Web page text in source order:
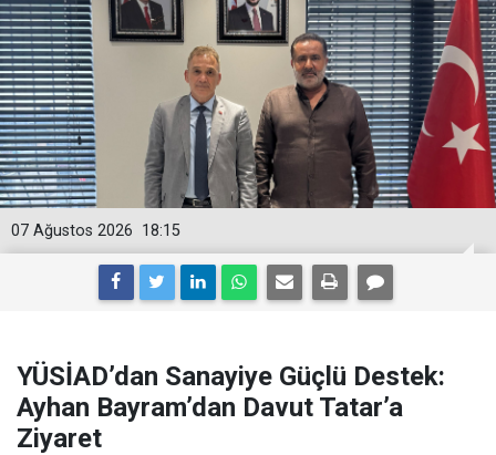
18:15
07 Ağustos 2026
YÜSİAD’dan Sanayiye Güçlü Destek:
Ayhan Bayram’dan Davut Tatar’a
Ziyaret